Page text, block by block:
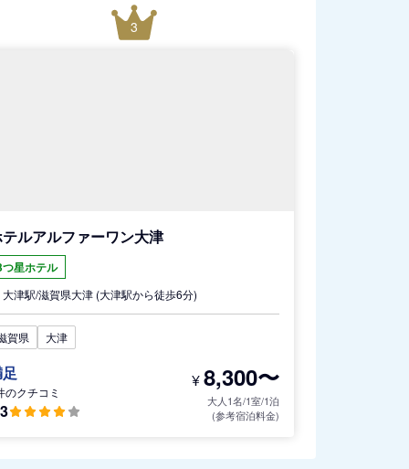
3
ルアルファーワン大津
つ星ホテル
大津駅/滋賀県大津 (大津駅から徒歩6分)
賀県 大津
のクチコミ
¥8,300〜
大人1名/1室/1泊
(参考宿泊料金)